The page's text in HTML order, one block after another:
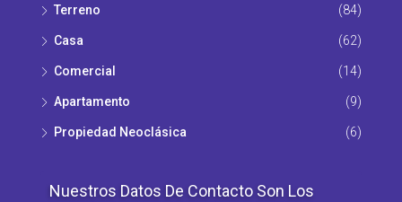
Terreno (84)
Casa (62)
Comercial (14)
Apartamento (9)
Propiedad Νeoclásica (6)
Nuestros Datos De Contacto Son Los